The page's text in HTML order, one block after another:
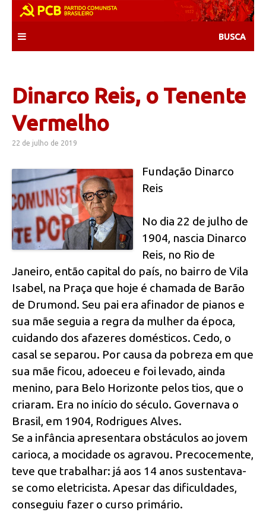
content
Dinarco Reis, o Tenente
Vermelho
22 de julho de 2019
Fundação Dinarco
Reis
No dia 22 de julho de
1904, nascia Dinarco
Reis, no Rio de
Janeiro, então capital do país, no bairro de Vila
Isabel, na Praça que hoje é chamada de Barão
de Drumond. Seu pai era afinador de pianos e
sua mãe seguia a regra da mulher da época,
cuidando dos afazeres domésticos. Cedo, o
casal se separou. Por causa da pobreza em que
sua mãe ficou, adoeceu e foi levado, ainda
menino, para Belo Horizonte pelos tios, que o
criaram. Era no início do século. Governava o
Brasil, em 1904, Rodrigues Alves.
Se a infância apresentara obstáculos ao jovem
carioca, a mocidade os agravou. Precocemente,
teve que trabalhar: já aos 14 anos sustentava-
se como eletricista. Apesar das dificuldades,
conseguiu fazer o curso primário.